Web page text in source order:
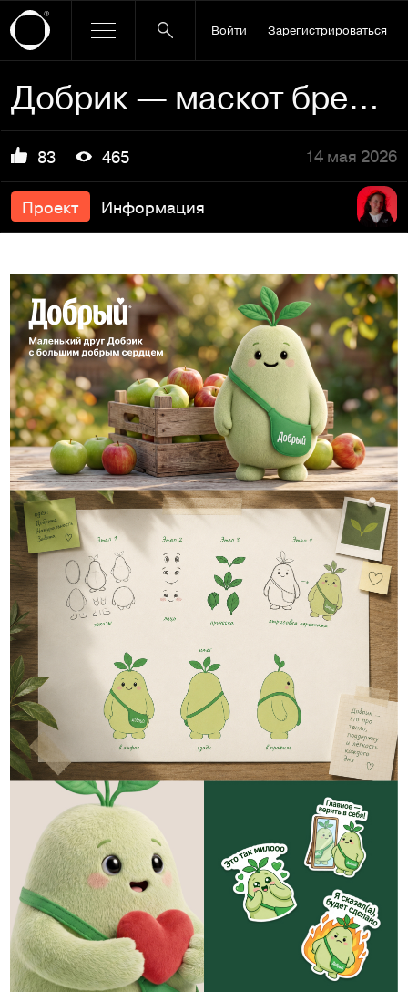
Войти Зарегистрироваться
Добрик — маскот бренда «Добрый»
83 465 14 мая 2026
Проект Информация